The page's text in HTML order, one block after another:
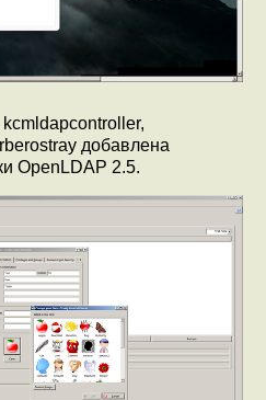
добавлена
OpenLDAP 2.5.